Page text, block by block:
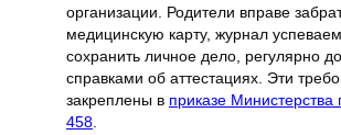
организации. Родители вправе
медицинскую карту, журнал
сохранить личное дело, регулярно
справками об аттестациях. Эти
закреплены в приказе
458